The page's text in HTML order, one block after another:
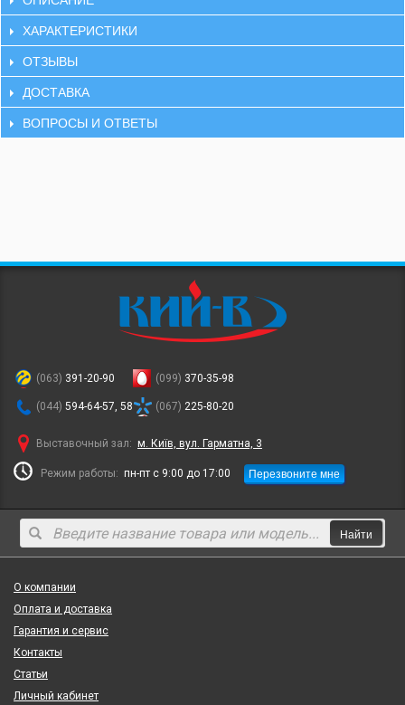
ХАРАКТЕРИСТИКИ
ОТЗЫВЫ
ДОСТАВКА
ВОПРОСЫ И ОТВЕТЫ
(063) 391-20-90
(044) 594-64-57, 58
(099) 370-35-98
(067) 225-80-20
Выставочный зал: м. Київ, вул. Гарматна, 3
Режим работы: пн-пт с 9:00 до 17:00 Перезвоните мне
Найти
О компании
Оплата и доставка
Гарантия и сервис
Контакты
Статьи
Личный кабинет